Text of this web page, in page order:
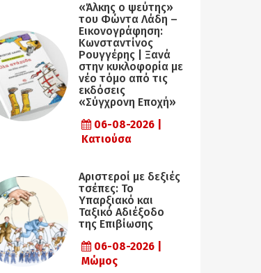
«Άλκης ο ψεύτης»
του Φώντα Λάδη –
Εικονογράφηση:
Κωνσταντίνος
Ρουγγέρης | Ξανά
στην κυκλοφορία με
νέο τόμο από τις
εκδόσεις
«Σύγχρονη Εποχή»
06-08-2026 |
Κατιούσα
Αριστεροί με δεξιές
τσέπες: Το
Υπαρξιακό και
Ταξικό Αδιέξοδο
της Επιβίωσης
06-08-2026 |
Μώμος